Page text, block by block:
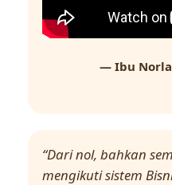
— Ibu
“Dari nol, bahkan
mengikuti sistem